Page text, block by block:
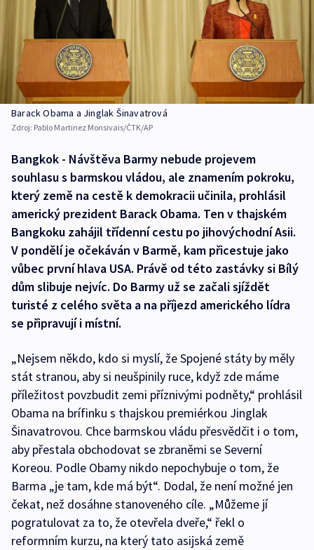
Barack Obama a Jinglak Šinavatrová
Zdroj: Pablo Martinez Monsivais/ČTK/AP
Bangkok - Návštěva Barmy nebude projevem
souhlasu s barmskou vládou, ale znamením pokroku,
který země na cestě k demokracii učinila, prohlásil
americký prezident Barack Obama. Ten v thajském
Bangkoku zahájil třídenní cestu po jihovýchodní Asii.
V pondělí je očekáván v Barmě, kam přicestuje jako
vůbec první hlava USA. Právě od této zastávky si Bílý
dům slibuje nejvíc. Do Barmy už se začali sjíždět
turisté z celého světa a na příjezd amerického lídra
se připravují i místní.
„Nejsem někdo, kdo si myslí, že Spojené státy by měly
stát stranou, aby si neušpinily ruce, když zde máme
příležitost povzbudit zemi příznivými podněty,“ prohlásil
Obama na brífinku s thajskou premiérkou Jinglak
Šinavatrovou. Chce barmskou vládu přesvědčit i o tom,
aby přestala obchodovat se zbraněmi se Severní
Koreou. Podle Obamy nikdo nepochybuje o tom, že
Barma „je tam, kde má být“. Dodal, že není možné jen
čekat, než dosáhne stanoveného cíle. „Můžeme jí
pogratulovat za to, že otevřela dveře,“ řekl o
reformním kurzu, na který tato asijská země